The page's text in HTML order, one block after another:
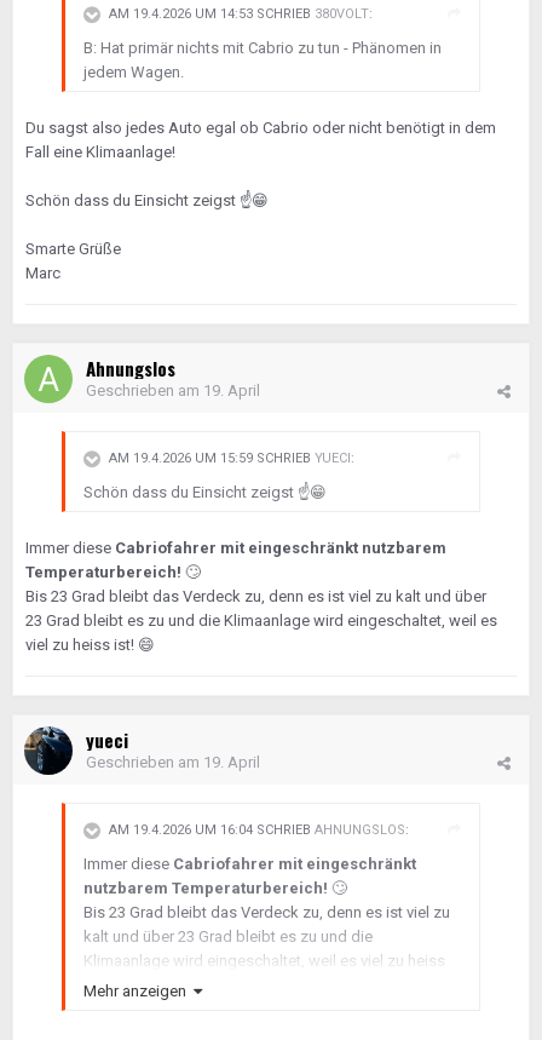
AM 19.4.2026 UM 14:53 SCHRIEB 380VOLT:
B: Hat primär nichts mit Cabrio zu tun - Phänomen in
jedem Wagen.
Du sagst also jedes Auto egal ob Cabrio oder nicht benötigt in dem
Fall eine Klimaanlage!
Schön dass du Einsicht zeigst ☝️😁
Smarte Grüße
Marc
Ahnungslos
Geschrieben am 19. April
AM 19.4.2026 UM 15:59 SCHRIEB YUECI :
Schön dass du Einsicht zeigst ☝️😁
Immer diese Cabriofahrer mit eingeschränkt nutzbarem
Temperaturbereich! 🙄
Bis 23 Grad bleibt das Verdeck zu, denn es ist viel zu kalt und über
23 Grad bleibt es zu und die Klimaanlage wird eingeschaltet, weil es
viel zu heiss ist! 😄
yueci
Geschrieben am 19. April
AM 19.4.2026 UM 16:04 SCHRIEB AHNUNGSLOS:
Immer diese Cabriofahrer mit eingeschränkt
nutzbarem Temperaturbereich! 🙄
Bis 23 Grad bleibt das Verdeck zu, denn es ist viel zu
kalt und über 23 Grad bleibt es zu und die
Klimaanlage wird eingeschaltet, weil es viel zu heiss
ist!😄
Mehr anzeigen